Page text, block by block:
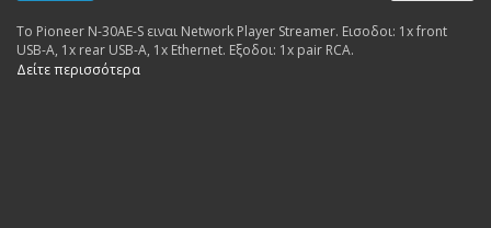
Το Pioneer N-30AE-S ειναι Network Player Streamer. Εισοδοι: 1x front
USB-A, 1x rear USB-A, 1x Ethernet. Εξοδοι: 1x pair RCA.
Δείτε περισσότερα